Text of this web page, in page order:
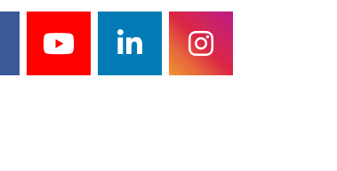
youtubelinkedininstagram